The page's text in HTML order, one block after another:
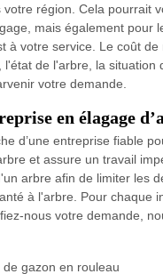
votre région. Cela pourrait
mais également pour
à votre service. Le coût
l'état de l'arbre, la situation
votre demande.
en élagage
d’une entreprise fiable
et assure un travail
arbre afin de limiter les
à l'arbre. Pour chaque
nous votre demande,
gazon en rouleau